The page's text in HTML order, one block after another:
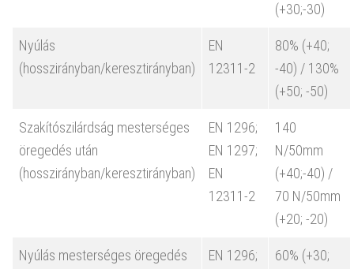
(+30;-30)
Nyúlás
(hosszirányban/keresztirányban)
EN
12311-2
80% (+40;
-40) / 130%
(+50; -50)
Szakítószilárdság mesterséges
öregedés után
(hosszirányban/keresztirányban)
EN 1296;
EN 1297;
EN
12311-2
140
N/50mm
(+40;-40) /
70 N/50mm
(+20; -20)
Nyúlás mesterséges öregedés
EN 1296;
60% (+30;